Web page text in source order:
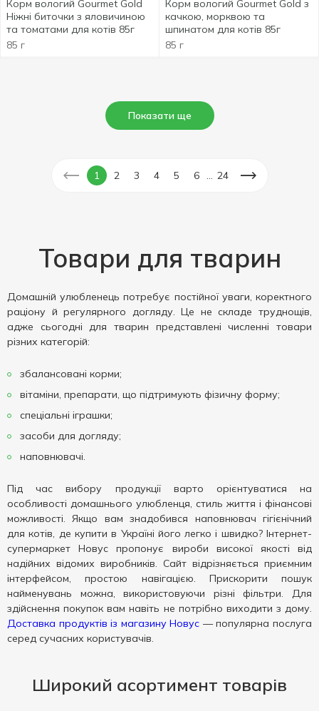
Корм вологий Gourmet Gold
Ніжні биточки з яловичиною
та томатами для котів 85г
85 г
Корм вологий Gourmet Gold з
качкою, морквою та
шпинатом для котів 85г
85 г
Показати ще
1 2 3 4 5 6 24
Товари для тварин
Домашній улюбленець потребує постійної уваги, коректного
раціону й регулярного догляду. Це не складе труднощів,
адже сьогодні для тварин представлені численні товари
різних категорій:
збалансовані корми;
вітаміни, препарати, що підтримують фізичну форму;
спеціальні іграшки;
засоби для догляду;
наповнювачі.
Під час вибору продукції варто орієнтуватися на
особливості домашнього улюбленця, стиль життя і фінансові
можливості. Якщо вам знадобився наповнювач гігієнічний
для котів, де купити в Україні його легко і швидко? Інтернет-
супермаркет Новус пропонує вироби високої якості від
надійних відомих виробників. Сайт відрізняється приємним
інтерфейсом, простою навігацією. Прискорити пошук
найменувань можна, використовуючи різні фільтри. Для
здійснення покупок вам навіть не потрібно виходити з дому.
Доставка продуктів із магазину Новус — популярна послуга
серед сучасних користувачів.
Широкий асортимент товарів